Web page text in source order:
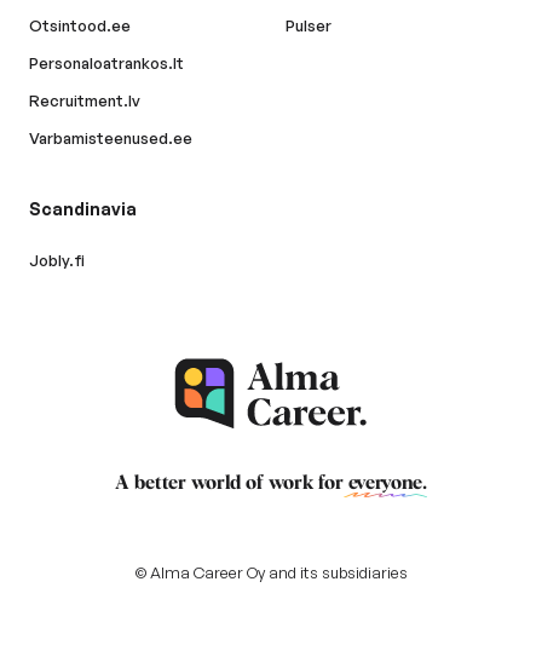
Otsintood.ee
Personaloatrankos.lt
Recruitment.lv
Varbamisteenused.ee
Pulser
Scandinavia
Jobly.fi
A better world of work for everyone.
© Alma Career Oy and its subsidiaries